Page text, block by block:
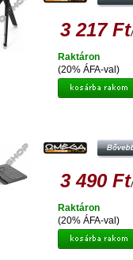
3 217 Ft
(20% ÁFA-val)
Raktáron
3 490 Ft
(20% ÁFA-val)
Raktáron